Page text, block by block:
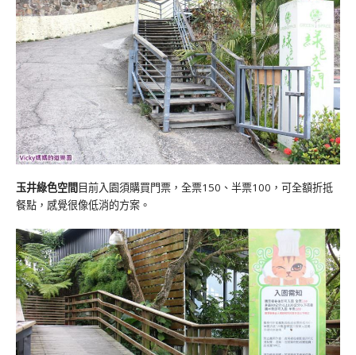
玉井綠色空間 目前入園須購買門票，全票150、半票100，可全額折抵
餐點，感覺很像低消的方案。